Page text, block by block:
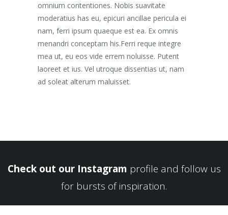
omnium contentiones. Nobis suavitate
moderatius has eu, epicuri ancillae pericula ei
nam, ferri ipsum quaeque est ea. Ex omnis
menandri conceptam his.Ferri reque integre
mea ut, eu eos vide errem noluisse. Putent
laoreet et ius. Vel utroque dissentias ut, nam
ad soleat alterum maluisset.
Check out our Instagram profile and follow us
for bursts of inspiration.